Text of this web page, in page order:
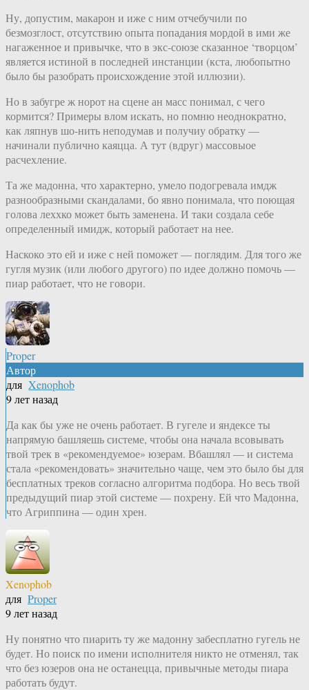
Ну, допустим, макарон и иже с ним отчебучили по
безмозглост, отсутствию опыта попадания мордой в ими же
нагаженное и привычке, что в экс-союзе сказанное ‘творцом’
является истиной в последней инстанции (кста, любопытно
было бы разобрать происхождение этой иллюзии).
Но в забугре ж норот на сцене ан масс понимал, с чего
кормится? Примеры влом искать, но помню неоднократно,
как ляпнув шо-нить неподумав и получиу обратку —
начинали публично каяцца. А тут (вдруг) массовыое
расчехление.
Та же мадонна, что характерно, умело подогревала имдж
разнообразными скандалами, бо явно понимала, что поющая
голова леххко может быть заменена. И таки создала себе
определенный имидж, который работает на нее.
Наскоко это ей и иже с ней поможет — поглядим. Для того же
гугля музик (или любого другого) по идее должно помочь —
пиар работает, что не говори.
Proper
Автор
для Xenophob
9 лет назад
Да как бы уже не очень работает. В гугеле и яндексе ты
напрямую башляешь системе, чтобы она начала всовывать
твой трек в «рекомендуемое» юзерам. Вбашлял — и система
стала «рекомендовать» значительно чаще, чем это было бы для
бесплатных треков согласно алгоритма подбора. Но весь твой
предыдущий пиар этой системе — похрену. Ей что Мадонна,
что Агриппина — один хрен.
Xenophob
для Proper
9 лет назад
Ну понятно что пиарить ту же мадонну забесплатно гугель не
будет. Но поиск по имени исполнителя никто не отменял, так
что без юзеров она не останецца, привычные методы пиара
работать будут.